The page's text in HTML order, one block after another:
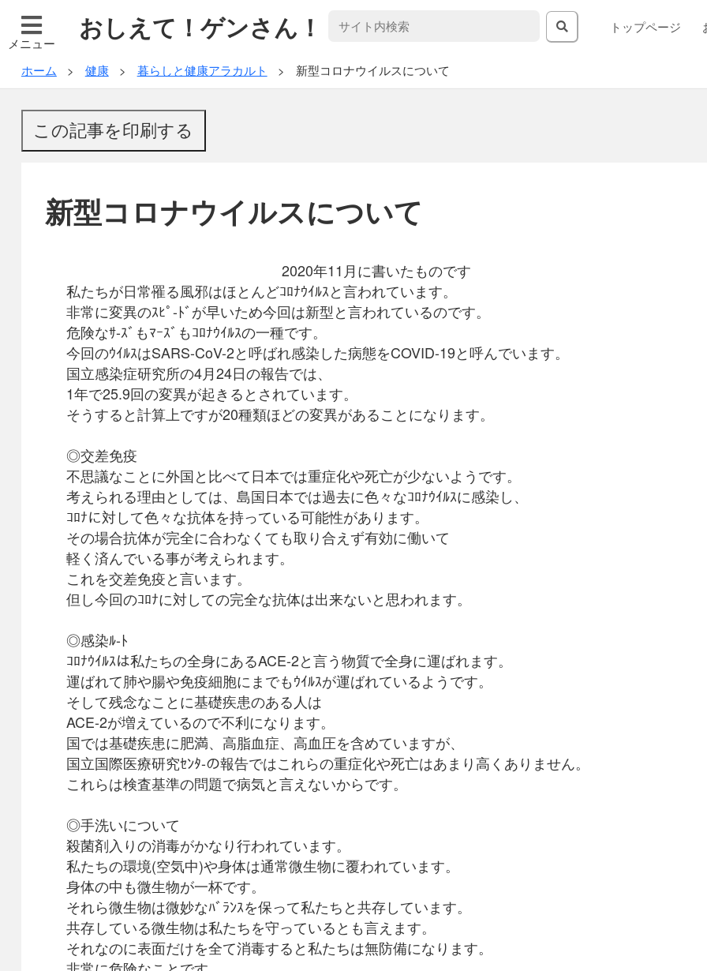
メニュー おしえて！ゲンさん！ トップページ
ホーム 健康 暮らしと健康アラカルト 新型コロナウイルスについて
新型コロナウイルスについて
2020年11月に書いたものです
私たちが日常罹る風邪はほとんどｺﾛﾅｳｲﾙｽと言われています。
非常に変異のｽﾋﾟ-ﾄﾞが早いため今回は新型と言われているのです。
危険なｻ-ｽﾞもﾏｰｽﾞもｺﾛﾅｳｲﾙｽの一種です。
今回のｳｲﾙｽはSARS-CoV-2と呼ばれ感染した病態をCOVID-19と呼んでいます。
国立感染症研究所の4月24日の報告では、
1年で25.9回の変異が起きるとされています。
そうすると計算上ですが20種類ほどの変異があることになります。
◎交差免疫
不思議なことに外国と比べて日本では重症化や死亡が少ないようです。
考えられる理由としては、島国日本では過去に色々なｺﾛﾅｳｲﾙｽに感染し、
ｺﾛﾅに対して色々な抗体を持っている可能性があります。
その場合抗体が完全に合わなくても取り合えず有効に働いて
軽く済んでいる事が考えられます。
これを交差免疫と言います。
但し今回のｺﾛﾅに対しての完全な抗体は出来ないと思われます。
◎感染ﾙ-ﾄ
ｺﾛﾅｳｲﾙｽは私たちの全身にあるACE-2と言う物質で全身に運ばれます。
運ばれて肺や腸や免疫細胞にまでもｳｲﾙｽが運ばれているようです。
そして残念なことに基礎疾患のある人は
ACE-2が増えているので不利になります。
国では基礎疾患に肥満、高脂血症、高血圧を含めていますが、
国立国際医療研究ｾﾝﾀ-の報告ではこれらの重症化や死亡はあまり高くありません。
これらは検査基準の問題で病気と言えないからです。
◎手洗いについて
殺菌剤入りの消毒がかなり行われています。
私たちの環境(空気中)や身体は通常微生物に覆われています。
身体の中も微生物が一杯です。
それら微生物は微妙なﾊﾞﾗﾝｽを保って私たちと共存しています。
共存している微生物は私たちを守っているとも言えます。
それなのに表面だけを全て消毒すると私たちは無防備になります。